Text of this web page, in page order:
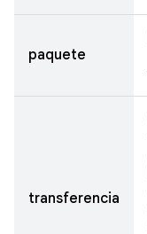
paquete
transferencia